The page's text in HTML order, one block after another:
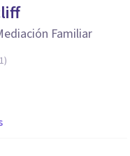
Familiar
)